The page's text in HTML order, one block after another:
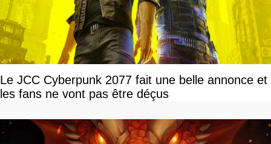
Le JCC Cyberpunk 2077 fait une belle annonce et
les fans ne vont pas être déçus